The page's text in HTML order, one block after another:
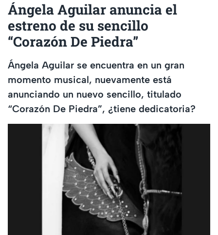
Ángela Aguilar anuncia el
estreno de su sencillo
“Corazón De Piedra”
Ángela Aguilar se encuentra en un gran
momento musical, nuevamente está
anunciando un nuevo sencillo, titulado
“Corazón De Piedra”, ¿tiene dedicatoria?